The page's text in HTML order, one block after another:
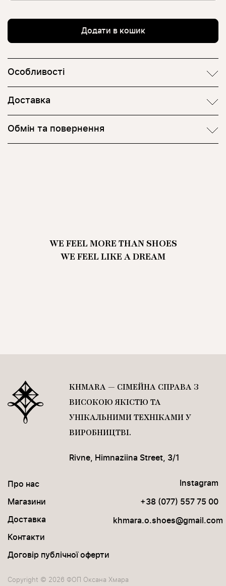
Додати в кошик
Особливості
Доставка
Обмін та повернення
WE FEEL MORE THAN SHOES
WE FEEL LIKE A DREAM
KHMARA — СІМЕЙНА СПРАВА З
ВИСОКОЮ ЯКІСТЮ ТА
УНІКАЛЬНИМИ ТЕХНІКАМИ У
ВИРОБНИЦТВІ.
Rivne, Himnaziina Street, 3/1
Про нас
Магазини
Доставка
Контакти
Договір публічної оферти
Instagram
+38 (077) 557 75 00
khmara.o.shoes@gmail.com
Сopyright © 2026 ФОП Оксана Хмара